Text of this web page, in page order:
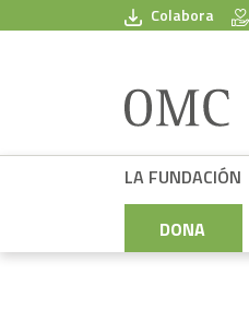
Pasar al contenido principal
Colabora
LA FUNDACIÓN
DONA